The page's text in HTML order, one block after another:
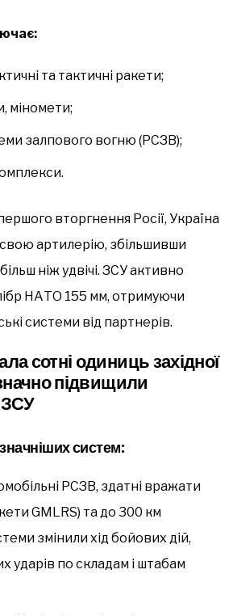
та тактичні ракети;
міномети;
залпового вогню (РСЗВ);
вторгнення Росії, Україна
артилерію, збільшивши
ніж удвічі. ЗСУ активно
НАТО 155 мм, отримуючи
системи від партнерів.
сотні одиниць західної
підвищили
ЗСУ
систем:
РСЗВ, здатні вражати
GMLRS) та до 300 км
змінили хід бойових дій,
ударів по складам і штабам